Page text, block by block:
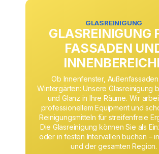
GLASREINIGUNG
GLASREINIGUNG
FASSADEN
Ob Innenfenster,
Wintergärten: Unsere Glasreinigung
und Glanz in Ihre Räume. Wir
professionellem Equipment und
Reinigungsmitteln für streifenfreie
Die Glasreinigung können Sie als
oder in festen Intervallen buchen –
und der gesamten Region.